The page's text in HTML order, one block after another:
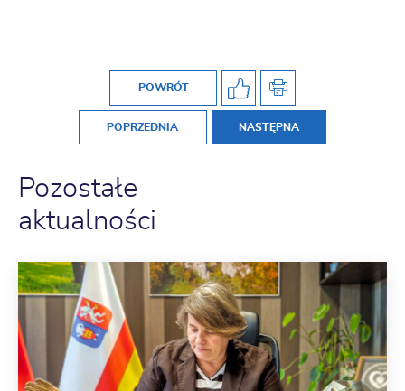
POWRÓT
POPRZEDNIA NASTĘPNA
Pozostałe
aktualności